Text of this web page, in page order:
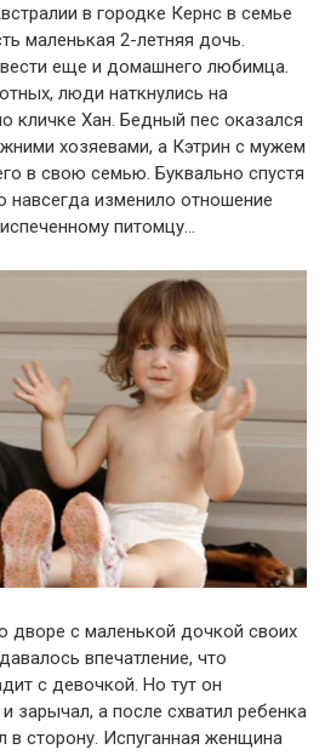
в городке Кернс в семье
маленькая 2-летняя дочь.
еще и домашнего любимца.
люди наткнулись на
кличке Хан. Бедный пес оказался
хозяевами, а Кэтрин с мужем
в свою семью. Буквально спустя
навсегда изменило отношение
питомцу…
дворе с маленькой дочкой своих
впечатление, что
с девочкой. Но тут он
зарычал, а после схватил ребенка
в сторону. Испуганная женщина